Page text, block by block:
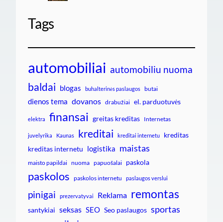
Tags
automobiliai automobiliu nuoma
baldai blogas buhalterinės paslaugos butai
dienos tema dovanos drabužiai el. parduotuvės
elektra finansai greitas kreditas Internetas
juvelyrika Kaunas kreditai kreditai internetu
kreditas
kreditas internetu logistika maistas
maisto papildai nuoma papuošalai paskola
paskolos paskolos internetu paslaugos verslui
pinigai prezervatyvai Reklama remontas
santykiai seksas SEO Seo paslaugos sportas